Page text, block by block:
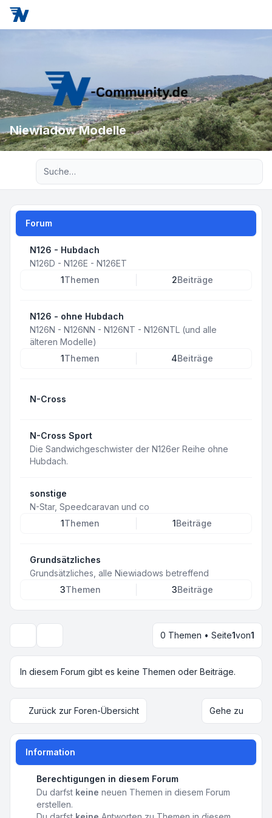
Niewiadow Modelle
Forum
N126 - Hubdach
N126D - N126E - N126ET
1Themen 2Beiträge
N126 - ohne Hubdach
N126N - N126NN - N126NT - N126NTL (und alle
älteren Modelle)
1Themen 4Beiträge
N-Cross
N-Cross Sport
Die Sandwichgeschwister der N126er Reihe ohne
Hubdach.
sonstige
N-Star, Speedcaravan und co
1Themen 1Beiträge
Grundsätzliches
Grundsätzliches, alle Niewiadows betreffend
3Themen 3Beiträge
0 Themen • Seite1von1
In diesem Forum gibt es keine Themen oder Beiträge.
Zurück zur Foren-Übersicht Gehe zu
Information
Berechtigungen in diesem Forum
Du darfst keine neuen Themen in diesem Forum
erstellen.